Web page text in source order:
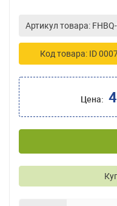
Артикул товара:
Код товара: ID
Цена: